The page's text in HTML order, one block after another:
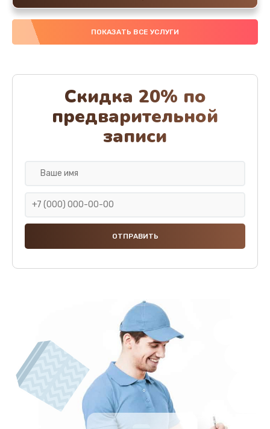
ПОКАЗАТЬ ВСЕ УСЛУГИ
Скидка 20% по
предварительной
записи